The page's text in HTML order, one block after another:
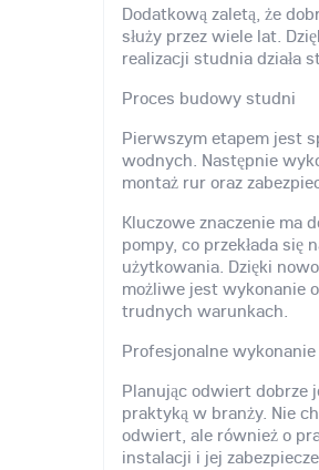
Dodatkową zaletą, że
służy przez wiele lat.
realizacji studnia działa
Proces budowy studni
Pierwszym etapem jest
wodnych. Następnie
montaż rur oraz
Kluczowe znaczenie ma
pompy, co przekłada się
użytkowania. Dzięki
możliwe jest wykonanie
trudnych warunkach.
Profesjonalne
Planując odwiert dobrze
praktyką w branży. Nie
odwiert, ale również o
instalacji i jej